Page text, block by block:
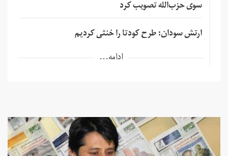
سوی حزب‌الله تصویب کرد
ارتش سودان: طرح کودتا را خنثی کردیم
ادامه...